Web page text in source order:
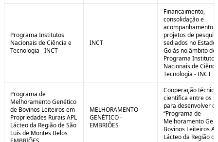
Programa Institutos
Nacionais de Ciência e
Tecnologia - INCT
INCT
Financaimento,
consolidação e
acompanhamento
projetos de
sediados no Estado
Goiás no âmbito do
Programa Institutos
Nacionais de
Tecnologia - INCT
Programa de
Melhoramento Genético
de Bovinos Leiteiros em
Propriedades Rurais APL
Lácteo da Região de São
Luis de Montes Belos
MELHORAMENTO
GENÉTICO -
EMBRIÕES
Cooperação
científica entre os
para desenvolver o
“Programa de
Melhoramento
Bovinos Leiteiros
Lácteo da Região